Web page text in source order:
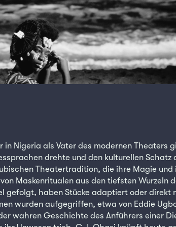
in Nigeria als Vater des modernen Theaters
drehte und den kulturellen Schatz
Theatertradition, die ihre Magie und
Maskenritualen aus den tiefsten Wurzeln
gefolgt, haben Stücke adaptiert oder direkt
wurden aufgegriffen, etwa von Eddie
wahren Geschichte des Anführers einer